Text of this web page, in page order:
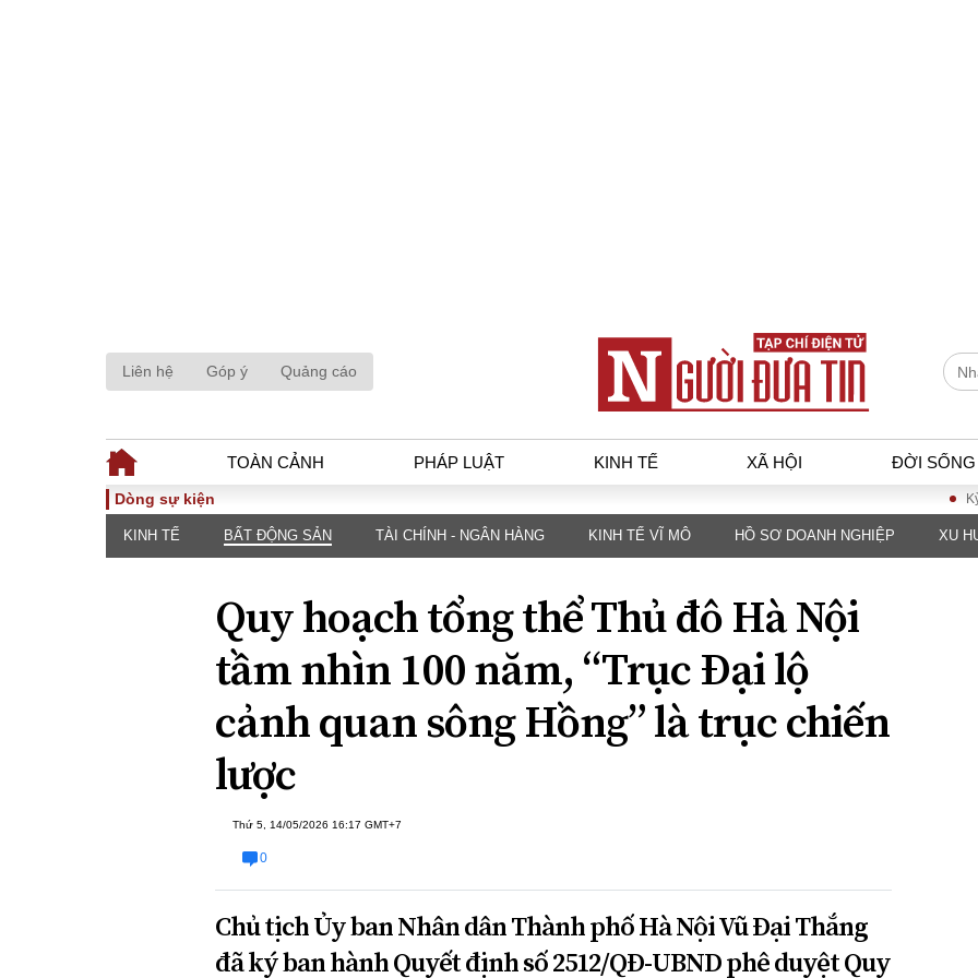
Liên hệ Góp ý Quảng cáo
TOÀN CẢNH PHÁP LUẬT KINH TẾ XÃ HỘI ĐỜI SỐNG
TOÀN CẢNH
Chính sách
Sự kiện
Đối thoại
PHÁP LUẬT
luật
Góc nhìn luật gia
Hồ sơ điều tra
An ninh - Hình sự
KINH TẾ
Tài chính - Ngân
hàng
Kinh tế vĩ mô
Hồ sơ doanh
nghiệp
Xu hướng thị
XÃ HỘI
ĐA CHIỀU
Quan điểm
INFOCUS
Dòng sự kiện Kỳ họp
KINH TẾ BẤT ĐỘNG SẢN TÀI CHÍNH - NGÂN HÀNG KINH TẾ VĨ MÔ HỒ SƠ DOANH NGHIỆP XU
Quy hoạch tổng thể Thủ đô Hà Nội
tầm nhìn 100 năm, “Trục Đại lộ
cảnh quan sông Hồng” là trục chiến
lược
Thứ 5, 14/05/2026 16:17 GMT+7
0
Chủ tịch Ủy ban Nhân dân Thành phố Hà Nội Vũ Đại Thắng
đã ký ban hành Quyết định số 2512/QĐ-UBND phê duyệt Quy